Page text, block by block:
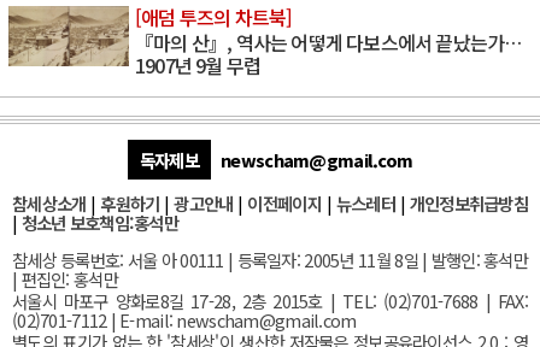
[애덤 투즈의 차트북]
『마의 산』, 역사는 어떻게 다보스에서 끝났는가…
1907년 9월 무렵
독자제보
newscham@gmail.com
참세상소개 | 후원하기 |광고안내 | 이전페이지 | 뉴스레터| 개인정보취급방침
| 청소년 보호책임:홍석만
참세상 등록번호: 서울 아 00111 | 등록일자: 2005년 11월 8일 | 발행인: 홍석만
| 편집인: 홍석만
서울시 마포구 양화로8길 17-28, 2층 2015호| TEL: (02)701-7688 | FAX:
(02)701-7112 | E-mail:newscham@gmail.com
별도의 표기가 없는 한 '참세상'이 생산한 저작물은 정보공유라이선스 2.0 : 영